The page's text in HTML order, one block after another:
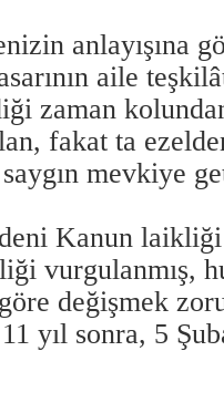
anlayışına
aile
zaman
fakat ta
mevkiye
Kanun
vurgulanmış,
değişmek
yıl sonra, 5